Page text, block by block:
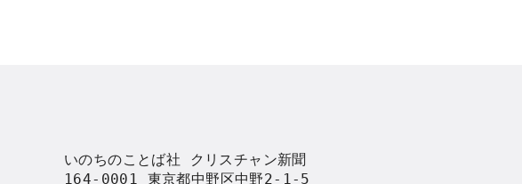
いのちのことば社 クリスチャン新聞
164-0001 東京都中野区中野2-1-5